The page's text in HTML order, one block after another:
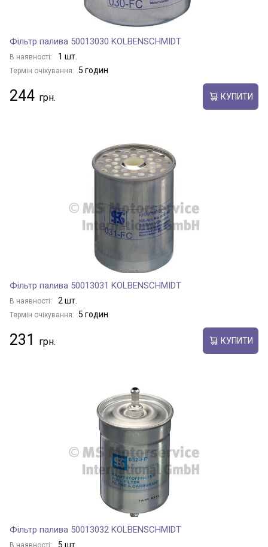
Фільтр палива 50013030 KOLBENSCHMIDT
В наявності: 1 шт.
Термін очікування: 5 годин
244 КУПИТИ
Фільтр палива 50013031 KOLBENSCHMIDT
В наявності: 2 шт.
Термін очікування: 5 годин
231 КУПИТИ
Фільтр палива 50013032 KOLBENSCHMIDT
В наявності: 5 шт.